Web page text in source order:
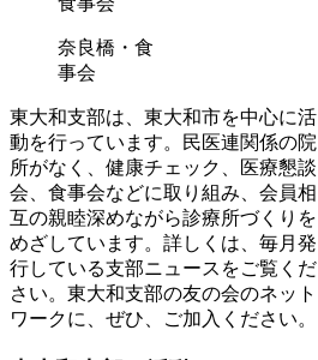
奈良橋・食
事会
東大和支部は、東大和市を中心に活
動を行っています。民医連関係の院
所がなく、健康チェック、医療懇談
会、食事会などに取り組み、会員相
互の親睦深めながら診療所づくりを
めざしています。詳しくは、毎月発
行している支部ニュースをご覧くだ
さい。東大和支部の友の会のネット
ワークに、ぜひ、ご加入ください。